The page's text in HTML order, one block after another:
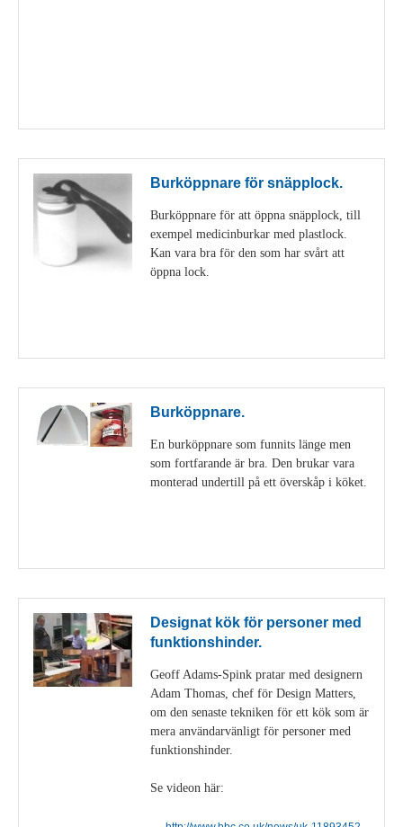
Burköppnare för snäpplock.
Burköppnare för att öppna snäpplock, till
exempel medicinburkar med plastlock.
Kan vara bra för den som har svårt att
öppna lock.
Burköppnare.
En burköppnare som funnits länge men
som fortfarande är bra. Den brukar vara
monterad undertill på ett överskåp i köket.
Designat kök för personer med
funktionshinder.
Geoff Adams-Spink pratar med designern
Adam Thomas, chef för Design Matters,
om den senaste tekniken för ett kök som är
mera användarvänligt för personer med
funktionshinder.
Se videon här: